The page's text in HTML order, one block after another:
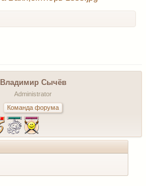
Владимир Сычёв
Administrator
Команда форума